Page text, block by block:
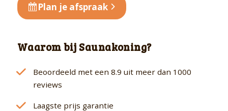
Plan je afspraak
Waarom bij Saunakoning?
Beoordeeld met een 8.9 uit meer dan 1000
reviews
Laagste prijs garantie